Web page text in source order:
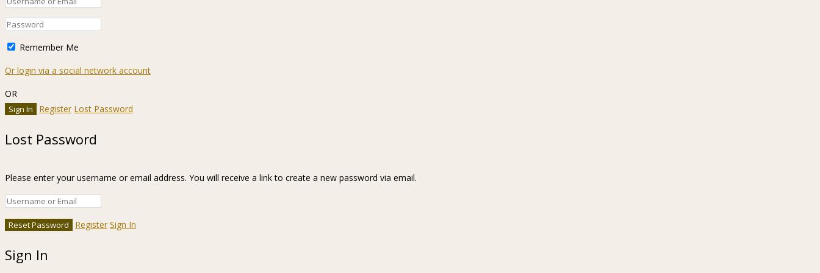
Remember Me
Or login via a social network account
OR
Register Lost Password
Lost Password
Please enter your username or email address. You will receive a link to create a new password via email.
Register Sign In
Sign In